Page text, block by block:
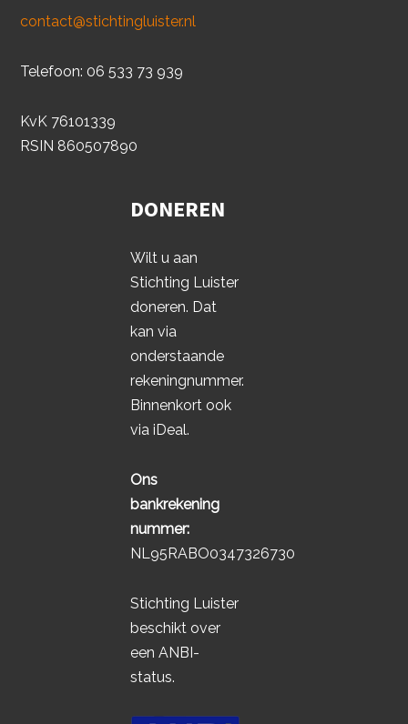
contact@stichtingluister.nl
Telefoon: 06 533 73 939
KvK 76101339
RSIN 860507890
DONEREN
Wilt u aan
Stichting Luister
doneren. Dat
kan via
onderstaande
rekeningnummer.
Binnenkort ook
via iDeal.
Ons
bankrekening
nummer:
NL95RABO0347326730
Stichting Luister
beschikt over
een ANBI-
status.